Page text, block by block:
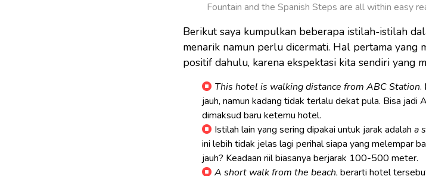
Fountain and the Spanish Steps are all within easy
Berikut saya kumpulkan beberapa istilah-istilah
menarik namun perlu dicermati. Hal pertama yang
positif dahulu, karena ekspektasi kita sendiri yang
This hotel is walking distance from ABC Station.
jauh, namun kadang tidak terlalu dekat pula. Bisa jadi
dimaksud baru ketemu hotel.
Istilah lain yang sering dipakai untuk jarak adalah a
ini lebih tidak jelas lagi perihal siapa yang melempar
jauh? Keadaan riil biasanya berjarak 100-500 meter.
A short walk from the beach, berarti hotel